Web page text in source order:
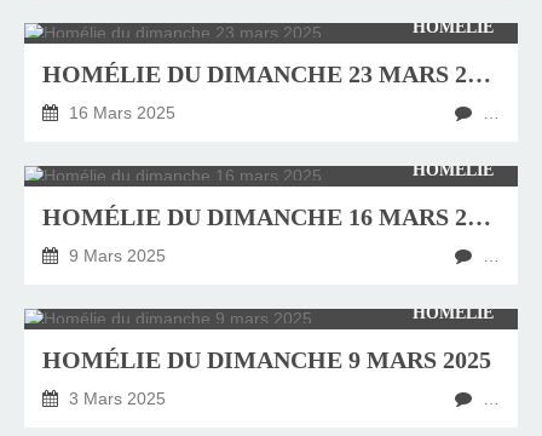
HOMÉLIE
HOMÉLIE DU DIMANCHE 23 MARS 2025
16 Mars 2025
HOMÉLIE
HOMÉLIE DU DIMANCHE 16 MARS 2025
9 Mars 2025
HOMÉLIE
HOMÉLIE DU DIMANCHE 9 MARS 2025
3 Mars 2025